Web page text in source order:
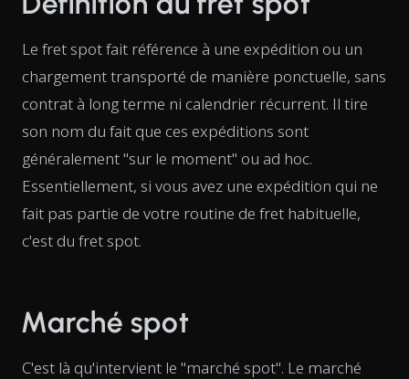
Le fret spot fait référence à une expédition ou un
chargement transporté de manière ponctuelle, sans
contrat à long terme ni calendrier récurrent. Il tire
son nom du fait que ces expéditions sont
généralement "sur le moment" ou ad hoc.
Essentiellement, si vous avez une expédition qui ne
fait pas partie de votre routine de fret habituelle,
c'est du fret spot.
Marché spot
C'est là qu'intervient le "marché spot". Le marché